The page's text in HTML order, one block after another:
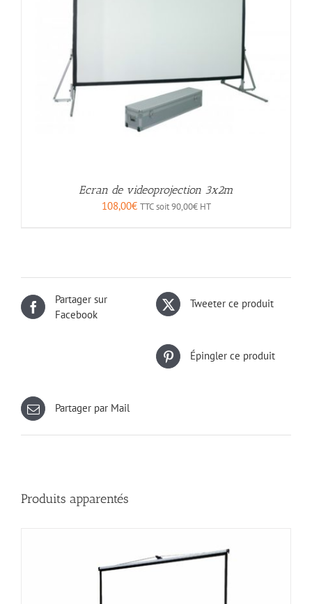
Ecran de videoprojection 3x2m
108,00€ TTC soit90,00€HT
Partager sur
Facebook
Tweeter ce produit
Épingler ce produit
Partager par Mail
Produits apparentés